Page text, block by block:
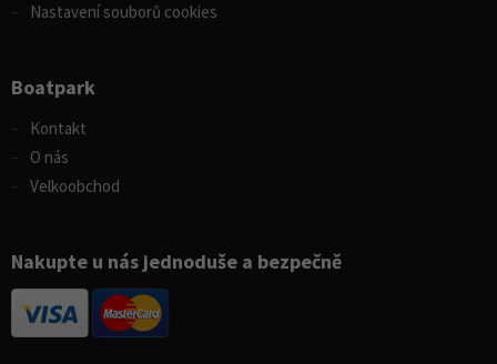
Nastavení souborů cookies
Boatpark
Kontakt
O nás
Velkoobchod
Nakupte u nás jednoduše a bezpečně